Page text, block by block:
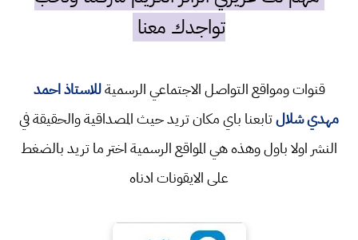
تواجدك معنا
قنوات ومواقع التواصل الاجتماعي الرسميةللاستاذ احمد
مهدي شلالتابعنا باي مكان تريد حيث المصداقية والحقيقة في
النشر اولا باول وهذه هي المواقع الرسمية اختر ما تريد بالضغط
على الايقونات ادناه